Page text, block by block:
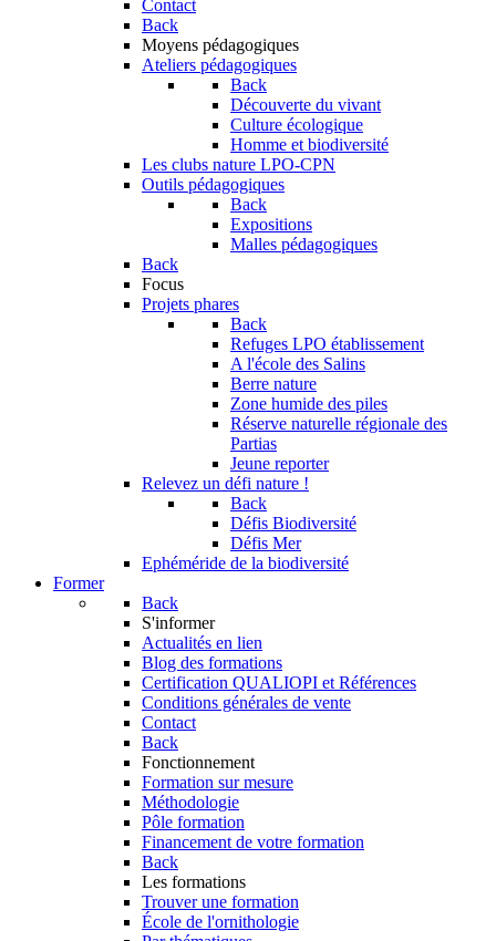
Contact
Back
Moyens pédagogiques
Ateliers pédagogiques
Back
Découverte du vivant
Culture écologique
Homme et biodiversité
Les clubs nature LPO-CPN
Outils pédagogiques
Back
Expositions
Malles pédagogiques
Back
Focus
Projets phares
Back
Refuges LPO établissement
A l'école des Salins
Berre nature
Zone humide des piles
Réserve naturelle régionale des
Partias
Jeune reporter
Relevez un défi nature !
Back
Défis Biodiversité
Défis Mer
Ephéméride de la biodiversité
Former
Back
S'informer
Actualités en lien
Blog des formations
Certification QUALIOPI et Références
Conditions générales de vente
Contact
Back
Fonctionnement
Formation sur mesure
Méthodologie
Pôle formation
Financement de votre formation
Back
Les formations
Trouver une formation
École de l'ornithologie